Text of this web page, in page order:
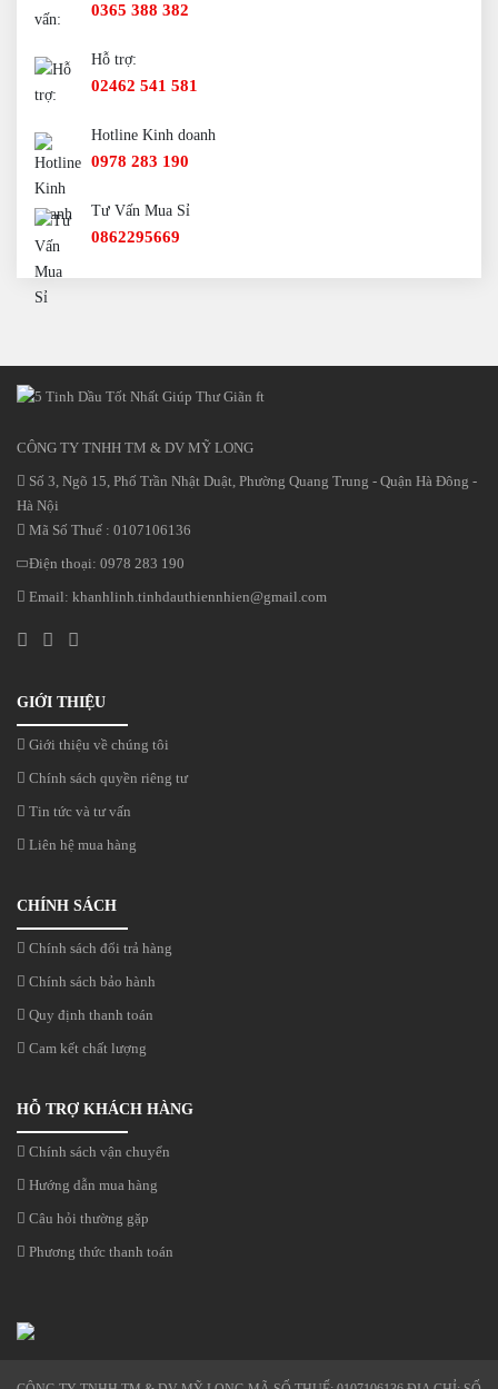
0365 388 382
Hỗ trợ:
02462 541 581
Hotline Kinh doanh
0978 283 190
Tư Vấn Mua Sỉ
0862295669
CÔNG TY TNHH TM & DV MỸ LONG
Số 3, Ngõ 15, Phố Trần Nhật Duật, Phường Quang Trung - Quận Hà Đông -
Hà Nội
Mã Số Thuế : 0107106136
Điện thoại: 0978 283 190
Email: khanhlinh.tinhdauthiennhien@gmail.com
GIỚI THIỆU
Giới thiệu về chúng tôi
Chính sách quyền riêng tư
Tin tức và tư vấn
Liên hệ mua hàng
CHÍNH SÁCH
Chính sách đổi trả hàng
Chính sách bảo hành
Quy định thanh toán
Cam kết chất lượng
HỖ TRỢ KHÁCH HÀNG
Chính sách vận chuyển
Hướng dẫn mua hàng
Câu hỏi thường gặp
Phương thức thanh toán